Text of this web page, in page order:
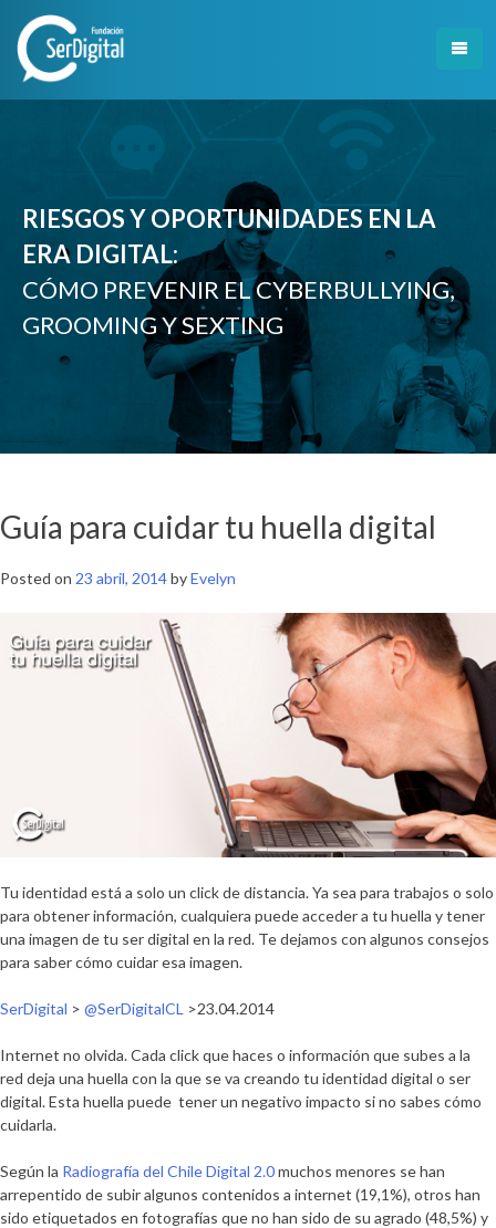
content
RIESGOS Y OPORTUNIDADES EN LA
ERA DIGITAL:
CÓMO PREVENIR EL CYBERBULLYING,
GROOMING Y SEXTING
Guía para cuidar tu huella digital
Posted on 23 abril, 2014byEvelyn
Tu identidad está a solo un click de distancia. Ya sea para trabajos o solo
para obtener información, cualquiera puede acceder a tu huella y tener
una imagen de tu ser digital en la red. Te dejamos con algunos consejos
para saber cómo cuidar esa imagen.
SerDigital > @SerDigitalCL >23.04.2014
Internet no olvida. Cada click que haces o información que subes a la
red deja una huella con la que se va creando tu identidad digital o ser
digital. Esta huella puede tener un negativo impacto si no sabes cómo
cuidarla.
Según la Radiografía del Chile Digital 2.0muchos menores se han
arrepentido de subir algunos contenidos a internet (19,1%), otros han
sido etiquetados en fotografías que no han sido de su agrado (48,5%) y